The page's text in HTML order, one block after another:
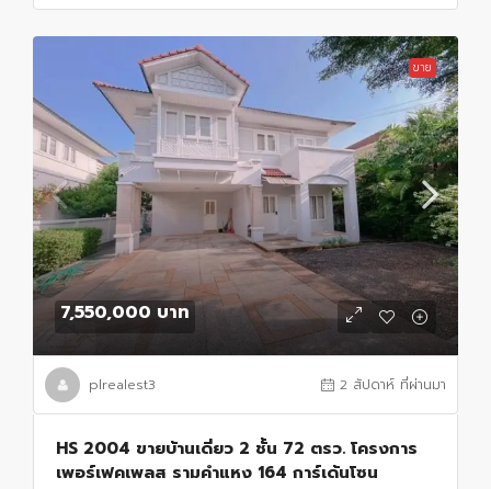
ขาย
7,550,000 บาท
plrealest3 2 สัปดาห์ ที่ผ่านมา
HS 2004 ขายบ้านเดี่ยว 2 ชั้น 72 ตรว. โครงการ
เพอร์เฟคเพลส รามคำแหง 164 การ์เด้นโซน